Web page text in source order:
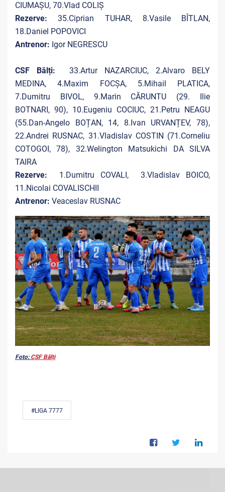
CIUMAȘU, 70.Vlad COLIȘ
Rezerve:35.Ciprian TUHAR, 8.Vasile BÎTLAN,
18.Daniel POPOVICI
Antrenor: Igor NEGRESCU
CSF Bălți: 33.Artur NAZARCIUC, 2.Alvaro BELY
MEDINA, 4.Maxim FOCȘA, 5.Mihail PLATICA,
7.Dumitru BIVOL, 9.Marin CĂRUNTU (29. Ilie
BOTNARI, 90), 10.Eugeniu COCIUC, 21.Petru NEAGU
(55.Dan-Angelo BOȚAN, 14, 8.Ivan URVANȚEV, 78),
22.Andrei RUSNAC, 31.Vladislav COSTIN (71.Corneliu
COTOGOI, 78), 32.Welington Matsukichi DA SILVA
TAIRA
Rezerve: 1.Dumitru COVALI, 3.Vladislav BOICO,
11.Nicolai COVALISCHII
Antrenor: Veaceslav RUSNAC
Foto: CSF Bălți
#LIGA 7777